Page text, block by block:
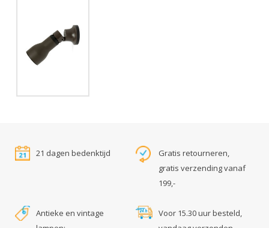
21 dagen bedenktijd
Gratis retourneren,
gratis verzending vanaf
199,-
Antieke en vintage
Voor 15.30 uur besteld,